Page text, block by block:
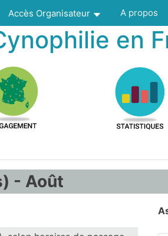
Accès Organisateur A propos
en
- Août